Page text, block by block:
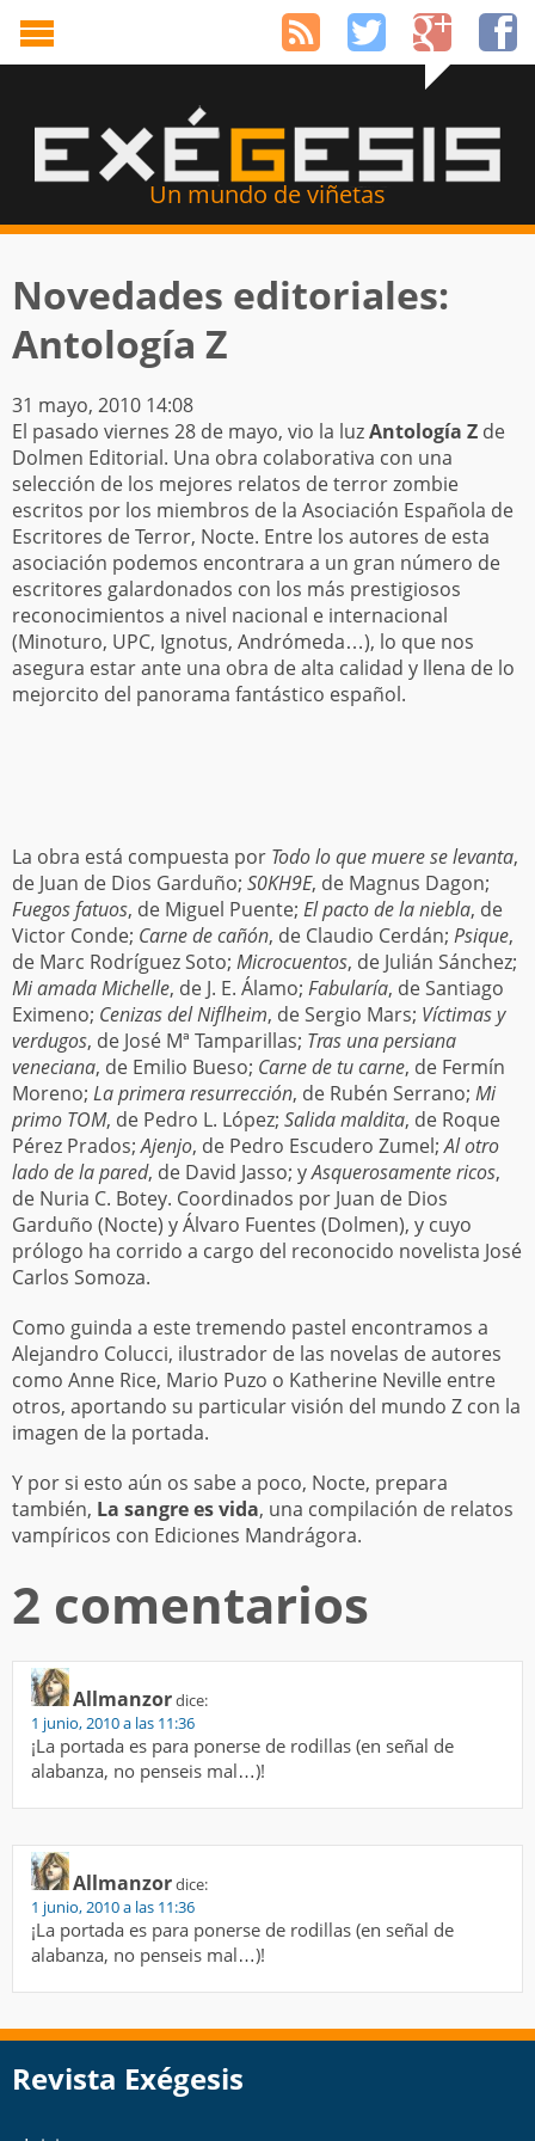
Un mundo de viñetas
Novedades editoriales:
Antología Z
31 mayo, 2010 14:08
El pasado viernes 28 de mayo, vio la luzAntología Z de
Dolmen Editorial. Una obra colaborativa con una
selección de los mejores relatos de terror zombie
escritos por los miembros de la Asociación Española de
Escritores de Terror, Nocte. Entre los autores de esta
asociación podemos encontrara a un gran número de
escritores galardonados con los más prestigiosos
reconocimientos a nivel nacional e internacional
(Minoturo, UPC, Ignotus, Andrómeda…), lo que nos
asegura estar ante una obra de alta calidad y llena de lo
mejorcito del panorama fantástico español.
La obra está compuesta por Todo lo que muere se levanta,
de Juan de Dios Garduño; S0KH9E, de Magnus Dagon;
Fuegos fatuos, de Miguel Puente; El pacto de la niebla, de
Victor Conde; Carne de cañón, de Claudio Cerdán; Psique,
de Marc Rodríguez Soto; Microcuentos, de Julián Sánchez;
Mi amada Michelle, de J. E. Álamo; Fabularía, de Santiago
Eximeno; Cenizas del Niflheim, de Sergio Mars; Víctimas y
verdugos, de José Mª Tamparillas; Tras una persiana
veneciana, de Emilio Bueso; Carne de tu carne, de Fermín
Moreno; La primera resurrección, de Rubén Serrano; Mi
primo TOM, de Pedro L. López; Salida maldita, de Roque
Pérez Prados;Ajenjo, de Pedro Escudero Zumel;Al otro
lado de la pared, de David Jasso; yAsquerosamente ricos,
de Nuria C. Botey. Coordinados por Juan de Dios
Garduño (Nocte) y Álvaro Fuentes (Dolmen), y cuyo
prólogo ha corrido a cargo del reconocido novelista José
Carlos Somoza.
Como guinda a este tremendo pastel encontramos a
Alejandro Colucci, ilustrador de las novelas de autores
como Anne Rice, Mario Puzo o Katherine Neville entre
otros, aportando su particular visión del mundo Z con la
imagen de la portada.
Y por si esto aún os sabe a poco, Nocte, prepara
también, La sangre es vida, una compilación de relatos
vampíricos con Ediciones Mandrágora.
2 comentarios
Allmanzordice:
1 junio, 2010 a las 11:36
¡La portada es para ponerse de rodillas (en señal de
alabanza, no penseis mal…)!
Allmanzordice:
1 junio, 2010 a las 11:36
¡La portada es para ponerse de rodillas (en señal de
alabanza, no penseis mal…)!
Revista Exégesis